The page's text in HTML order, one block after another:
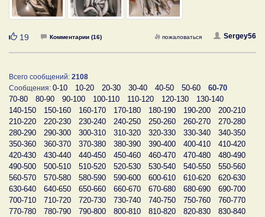
Нравится
19 Комментарии (16) Sergey56
пожаловаться
Всего сообщений: 2108
Сообщения: 0-10 10-20 20-30 30-40 40-50 50-60
60-70
70-80
80-90 90-100 100-110 110-120 120-130
130-140
140-150
150-160 160-170 170-180 180-190 190-200
200-210
210-220
220-230 230-240 240-250 250-260 260-270
270-280
280-290
290-300 300-310 310-320 320-330 330-340
340-350
350-360
360-370 370-380 380-390 390-400 400-410
410-420
420-430
430-440 440-450 450-460 460-470 470-480
480-490
490-500
500-510 510-520 520-530 530-540 540-550
550-560
560-570
570-580 580-590 590-600 600-610 610-620
620-630
630-640
640-650 650-660 660-670 670-680 680-690
690-700
700-710
710-720 720-730 730-740 740-750 750-760
760-770
770-780
780-790 790-800 800-810 810-820 820-830
830-840